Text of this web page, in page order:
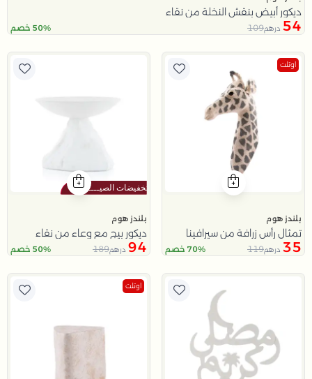
ديكور أبيض بنقش النخلة من نقاء
54 درهم109 50% خصم
اوتلت
بلندز هوم
تمثال رأس زرافة من سيرافينا
35 درهم119 70% خصم
بلندز هوم
ديكور بيج مع وعاء من نقاء
94 درهم189 50% خصم
اوتلت